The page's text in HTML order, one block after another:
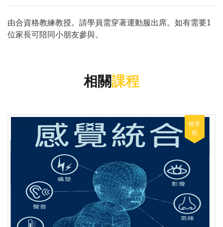
由合資格教練教授。請學員需穿著運動服出席。如有需要1
位家長可陪同小朋友參與。
相關課程